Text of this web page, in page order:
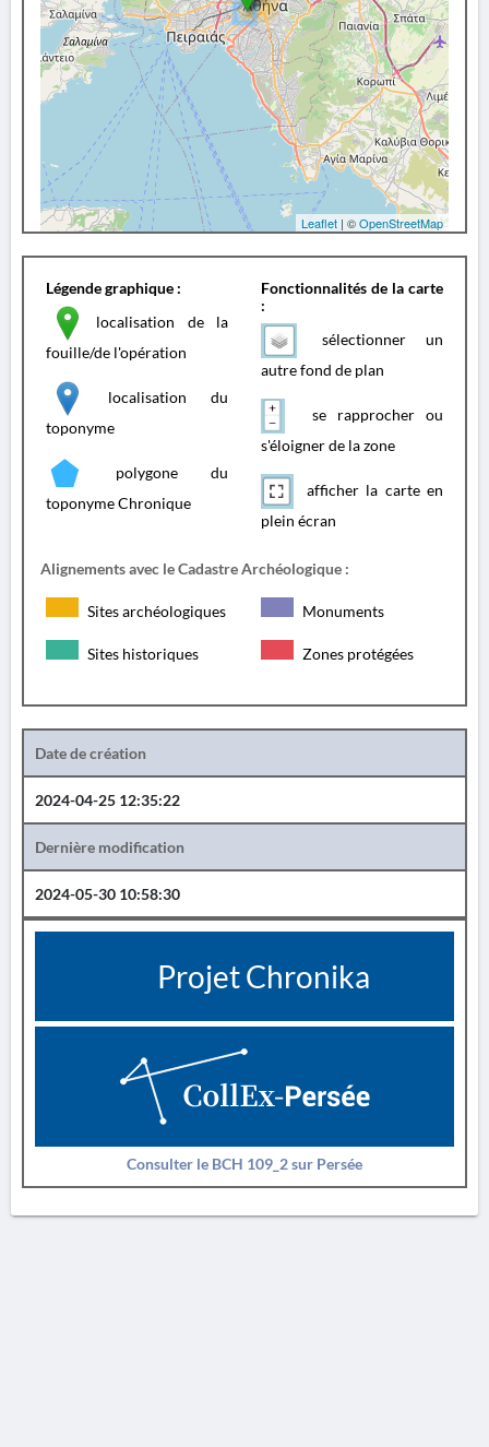
Leaflet | ©OpenStreetMap
Légende graphique :
localisation de la
fouille/de l'opération
localisation du
toponyme
polygone du
toponyme Chronique
Fonctionnalités de la carte
:
sélectionner un
autre fond de plan
se rapprocher ou
s'éloigner de la zone
afficher la carte en
plein écran
Alignements avec le Cadastre Archéologique :
Sites archéologiques Monuments
Sites historiques Zones protégées
Date de création
2024-04-25 12:35:22
Dernière modification
2024-05-30 10:58:30
Projet Chronika
Consulter le BCH 109_2 sur Persée